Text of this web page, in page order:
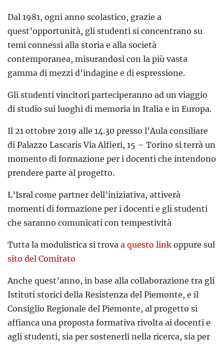
Dal 1981, ogni anno scolastico, grazie a
quest’opportunità, gli studenti si concentrano su
temi connessi alla storia e alla società
contemporanea, misurandosi con la più vasta
gamma di mezzi d’indagine e di espressione.
Gli studenti vincitori parteciperanno ad un viaggio
di studio sui luoghi di memoria in Italia e in Europa.
Il 21 ottobre 2019 alle 14.30 presso l’Aula consiliare
di Palazzo Lascaris Via Alfieri, 15 – Torino si terrà un
momento di formazione per i docenti che intendono
prendere parte al progetto.
L’Isral come partner dell’iniziativa, attiverà
momenti di formazione per i docenti e gli studenti
che saranno comunicati con tempestività
Tutta la modulistica si trova a questo link oppure sul
sito del Comitato
Anche quest’anno, in base alla collaborazione tra gli
Istituti storici della Resistenza del Piemonte, e il
Consiglio Regionale del Piemonte, al progetto si
affianca una proposta formativa rivolta ai docenti e
agli studenti, sia per sostenerli nella ricerca, sia per